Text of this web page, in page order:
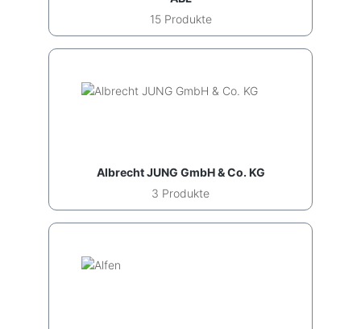
15 Produkte
Albrecht JUNG GmbH & Co. KG
3 Produkte